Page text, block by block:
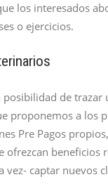
los interesados
o ejercicios.
posibilidad de
proponemos a los
Pre Pagos
ofrezcan beneficios
vez- captar nuevos